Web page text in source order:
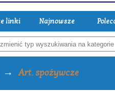
linki Najnowsze
→ Art. spożywcze